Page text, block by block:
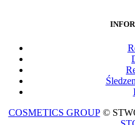
COSMETICS GROUP©